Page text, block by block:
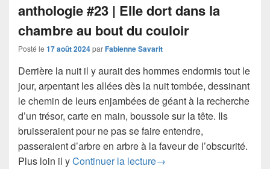
anthologie #23 | Elle dort dans la
chambre au bout du couloir
Posté le 17 août 2024parFabienne Savarit
Derrière la nuit il y aurait des hommes endormis tout le
jour, arpentant les allées dès la nuit tombée, dessinant
le chemin de leurs enjambées de géant à la recherche
d’un trésor, carte en main, boussole sur la tête. Ils
bruisseraient pour ne pas se faire entendre,
passeraient d’arbre en arbre à la faveur de l’obscurité.
Plus loin il yContinuer la lectureanthologie #23 | Elle dort
→